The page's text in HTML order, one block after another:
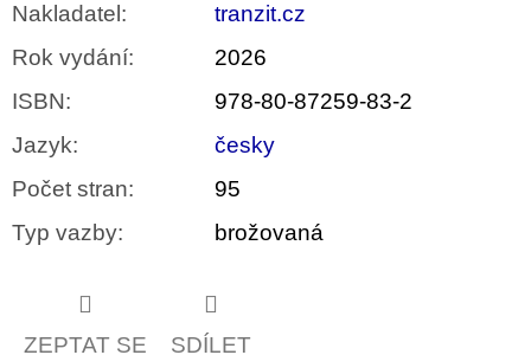
Nakladatel :
tranzit.cz
Rok vydání:
2026
ISBN:
978-80-87259-83-2
Jazyk:
česky
Počet stran:
95
Typ vazby: brožovaná
ZEPTAT SE SDÍLET